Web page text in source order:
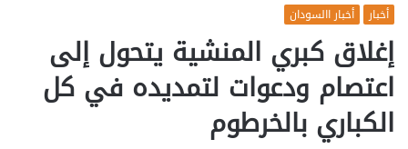
أخبار أخبار االسودان
إغلاق كبري المنشية يتحول إلى
اعتصام ودعوات لتمديده في كل
الكباري بالخرطوم